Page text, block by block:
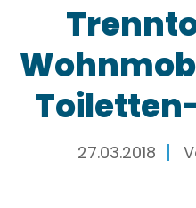
27.03.2018